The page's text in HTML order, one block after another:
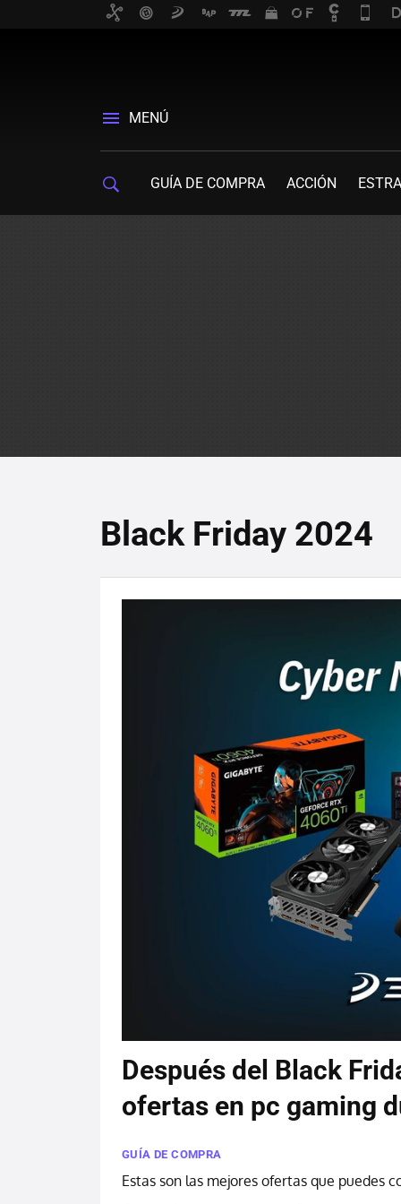
MENÚ
GUÍA DE COMPRA ACCIÓN
Black Friday 2024
Después del Black
ofertas en pc gaming
GUÍA DE COMPRA
Estas son las mejores ofertas que puedes